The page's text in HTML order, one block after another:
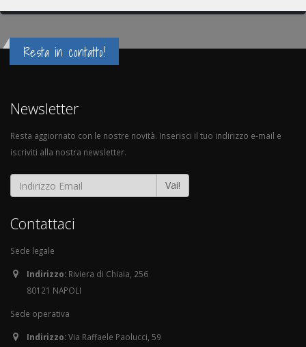
Resta in contatto!
Newsletter
Resta aggiornato con le nostre novità. Inserisci il tuo indirizzo e-mail e
iscriviti alla nostra newsletter.
Vai!
Contattaci
Sede legale
Indirizzo: Riviera di Chiaia, 256
80121 NAPOLI
Sede operativa
Indirizzo:Via Raffaele Paolucci, 59